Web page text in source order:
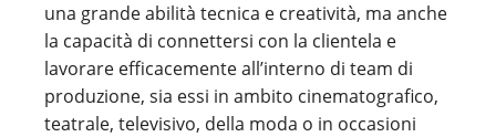
una grande abilità tecnica e creatività, ma anche
la capacità di connettersi con la clientela e
lavorare efficacemente all’interno di team di
produzione, sia essi in ambito cinematografico,
teatrale, televisivo, della moda o in occasioni